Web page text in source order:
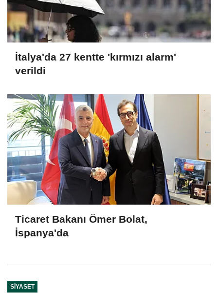
İtalya'da 27 kentte 'kırmızı alarm'
verildi
Ticaret Bakanı Ömer Bolat,
İspanya'da
SIYASET